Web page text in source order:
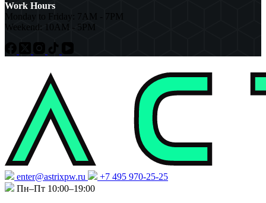
Work Hours
Monday to Friday: 7AM - 7PM
Weekend: 10AM - 5PM
enter@astrixpw.ru
+7 495 970-25-25
Пн–Пт 10:00–19:00